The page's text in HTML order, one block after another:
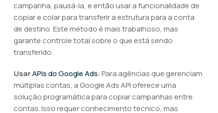
campanha, pausá-la, e então usar a funcionalidade de
copiar e colar para transferir a estrutura para a conta
de destino. Este método é mais trabalhoso, mas
garante controle total sobre o que está sendo
transferido.
UsarAPIs do Google Ads:Para agências que gerenciam
múltiplas contas, a Google Ads API oferece uma
solução programática para copiar campanhas entre
contas. Isso requer conhecimento técnico, mas